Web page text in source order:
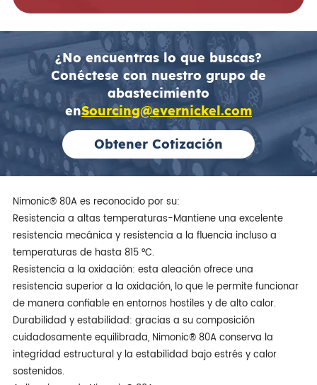
¿No encuentras lo que buscas?
Conéctese con nuestro grupo de
abastecimiento
enSourcing@evernickel.com
Obtener Cotización
Nimonic® 80A es reconocido por su:
Resistencia a altas temperaturas-Mantiene una excelente
resistencia mecánica y resistencia a la fluencia incluso a
temperaturas de hasta 815 °C.
Resistencia a la oxidación: esta aleación ofrece una
resistencia superior a la oxidación, lo que le permite funcionar
de manera confiable en entornos hostiles y de alto calor.
Durabilidad y estabilidad: gracias a su composición
cuidadosamente equilibrada, Nimonic® 80A conserva la
integridad estructural y la estabilidad bajo estrés y calor
sostenidos.